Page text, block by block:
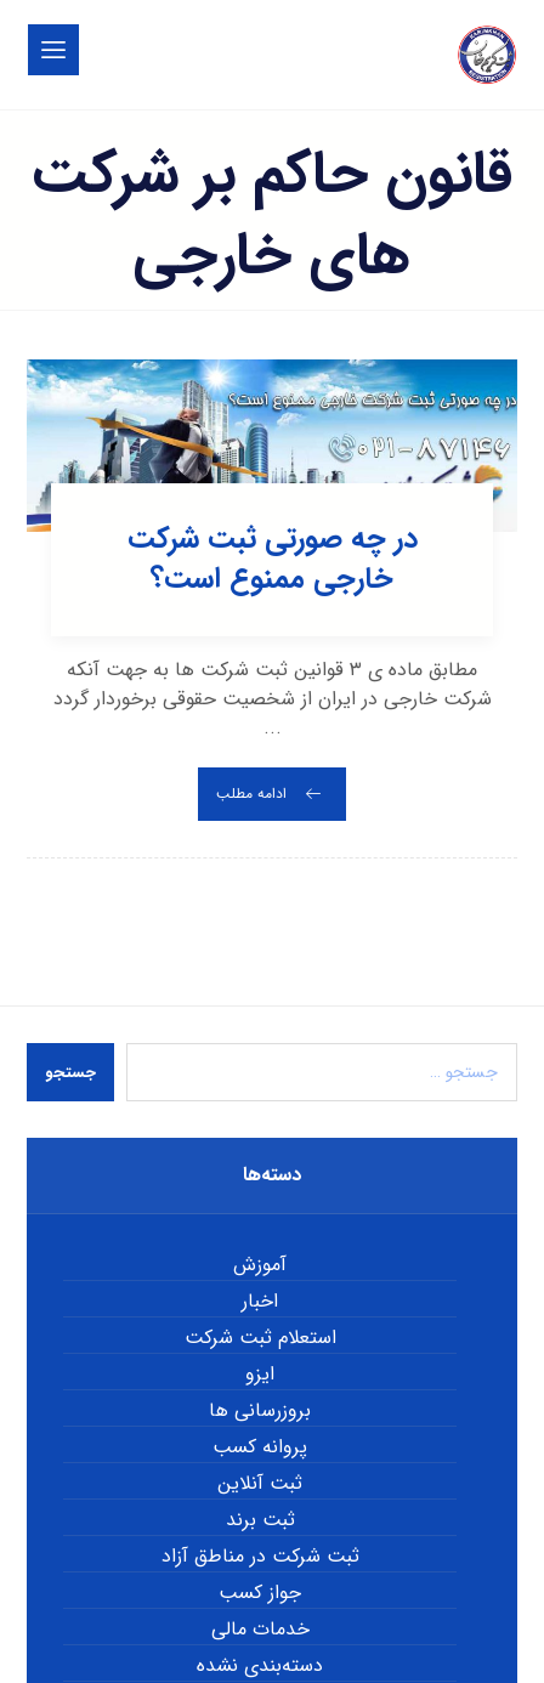
قانون حاکم بر شرکت
های خارجی
در چه صورتی ثبت شرکت
خارجی ممنوع است؟
مطابق ماده ی ۳ قوانین ثبت شرکت ها به جهت آنکه
شرکت خارجی در ایران از شخصیت حقوقی برخوردار گردد
...
ادامه مطلب
جستجو
دسته‌ها
آموزش
اخبار
استعلام ثبت شرکت
ایزو
بروزرسانی ها
پروانه کسب
ثبت آنلاین
ثبت برند
ثبت شرکت در مناطق آزاد
جواز کسب
خدمات مالی
دسته‌بندی نشده